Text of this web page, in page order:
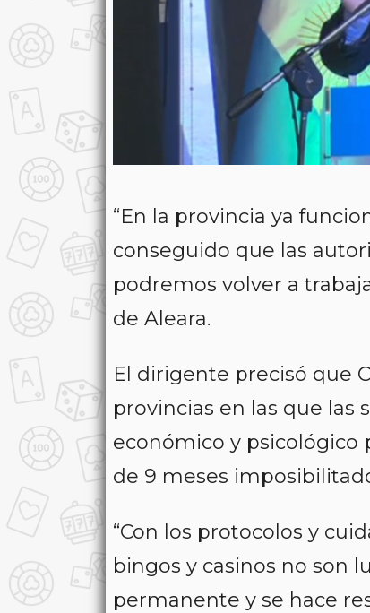
“En la provincia ya
conseguido que las
podremos volver a
de Aleara.
El dirigente precisó que
provincias en las que las
económico y psicológico
de 9 meses
“Con los protocolos y
bingos y casinos no son
permanente y se hace